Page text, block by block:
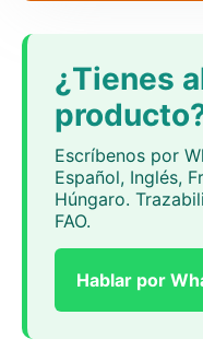
¿Tienes
Escríbenos por
Español, Inglés,
Húngaro.
FAO.
Hablar por